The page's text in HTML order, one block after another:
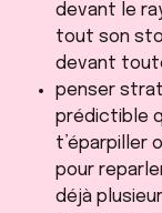
devant le
tout son
devant
penser
prédictible
t’éparpiller
pour
déjà